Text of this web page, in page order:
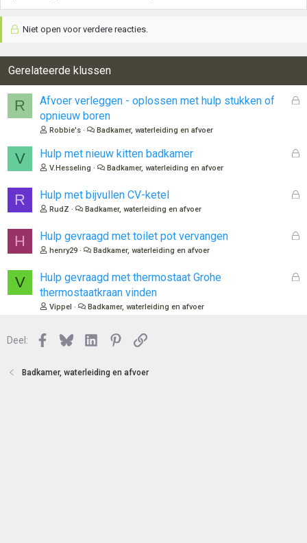
Niet open voor verdere reacties.
Gerelateerde klussen
R
G
o
Afvoer verleggen - oplossen met hulp stukken of
opnieuw boren
Robbie's Badkamer, waterleiding en afvoer
V
G
n
Hulp met nieuw kitten badkamer
V.Hesseling Badkamer, waterleiding en afvoer
R
G
n
Hulp met bijvullen CV-ketel
RudZ Badkamer, waterleiding en afvoer
H
G
Hulp gevraagd met toilet pot vervangen
henry29 Badkamer, waterleiding en afvoer
V
G
Hulp gevraagd met thermostaat Grohe
thermostaatkraan vinden
Vippel Badkamer, waterleiding en afvoer
Deel: Facebook
BlueskyLinkedInPinterest
Link
Badkamer, waterleiding en afvoer